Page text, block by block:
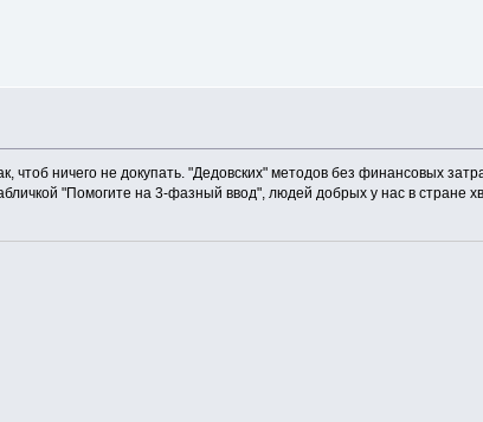
чтоб ничего не докупать. "Дедовских" методов без финансовых
"Помогите на 3-фазный ввод", людей добрых у нас в стране